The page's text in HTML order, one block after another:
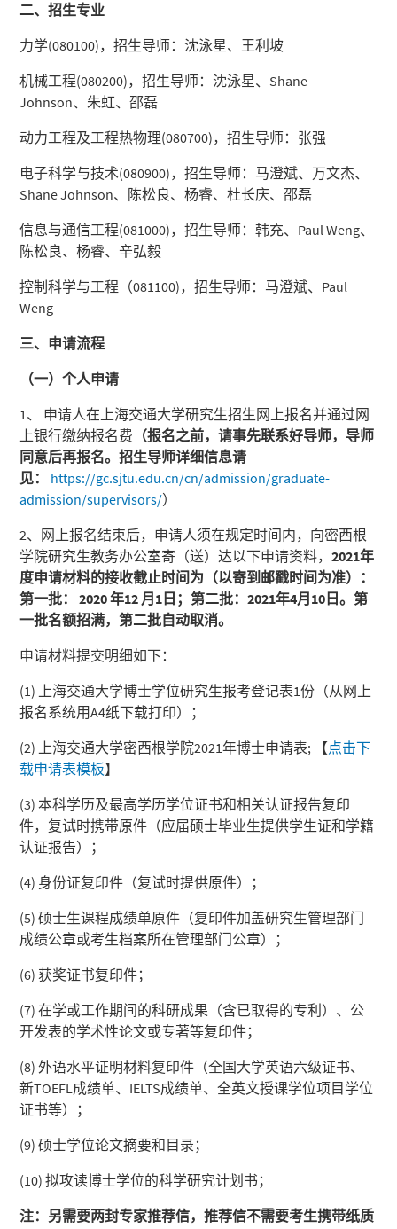
二、招生专业
力学(080100)，招生导师：沈泳星、王利坡
机械工程(080200)，招生导师：沈泳星、Shane
Johnson、朱虹、邵磊
动力工程及工程热物理(080700)，招生导师：张强
电子科学与技术(080900)，招生导师：马澄斌、万文杰、
Shane Johnson、陈松良、杨睿、杜长庆、邵磊
信息与通信工程(081000)，招生导师：韩充、Paul Weng、
陈松良、杨睿、辛弘毅
控制科学与工程（081100)，招生导师：马澄斌、Paul
Weng
三、申请流程
（一）个人申请
1、 申请人在上海交通大学研究生招生网上报名并通过网
上银行缴纳报名费 （报名之前，请事先联系好导师，导师
同意后再报名。招生导师详细信息请
见：
https://gc.sjtu.edu.cn/cn/admission/graduate-
admission/supervisors/）
2、网上报名结束后，申请人须在规定时间内，向密西根
学院研究生教务办公室寄（送）达以下申请资料，2021年
度申请材料的接收截止时间为（以寄到邮戳时间为准）：
第一批：
2020年12 月 1 日；第二批：2021年4月 10 日。第
一批名额招满，第二批自动取消。
申请材料提交明细如下：
(1) 上海交通大学博士学位研究生报考登记表1份（从网上
报名系统用A4纸下载打印）；
(2) 上海交通大学密西根学院2021年博士申请表; 【点击下
载申请表模板】
(3) 本科学历及最高学历学位证书和相关认证报告复印
件，复试时携带原件（应届硕士毕业生提供学生证和学籍
认证报告）；
(4) 身份证复印件（复试时提供原件）；
(5) 硕士生课程成绩单原件（复印件加盖研究生管理部门
成绩公章或考生档案所在管理部门公章）；
(6) 获奖证书复印件；
(7) 在学或工作期间的科研成果（含已取得的专利）、公
开发表的学术性论文或专著等复印件；
(8) 外语水平证明材料复印件（全国大学英语六级证书、
新TOEFL成绩单、IELTS成绩单、全英文授课学位项目学位
证书等）；
(9) 硕士学位论文摘要和目录；
(10) 拟攻读博士学位的科学研究计划书；
注：另需要两封专家推荐信，推荐信不需要考生携带纸质